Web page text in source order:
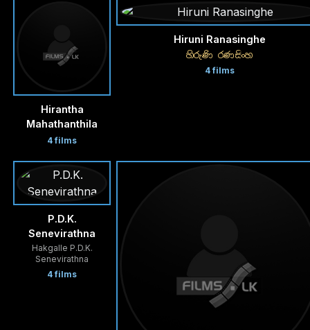
Hirantha
Mahathanthila
4 films
Hiruni Ranasinghe
හිරුණි රණසිංහ
4 films
P.D.K.
Senevirathna
Hakgalle P.D.K.
Senevirathna
4 films